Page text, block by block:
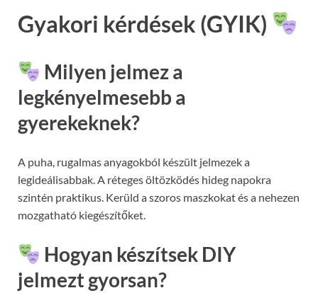
Gyakori kérdések (GYIK)
Milyen jelmez a
legkényelmesebb a
gyerekeknek?
A puha, rugalmas anyagokból készült jelmezek a
legideálisabbak. A réteges öltözködés hideg napokra
szintén praktikus. Kerüld a szoros maszkokat és a nehezen
mozgatható kiegészítőket.
Hogyan készítsek DIY
jelmezt gyorsan?